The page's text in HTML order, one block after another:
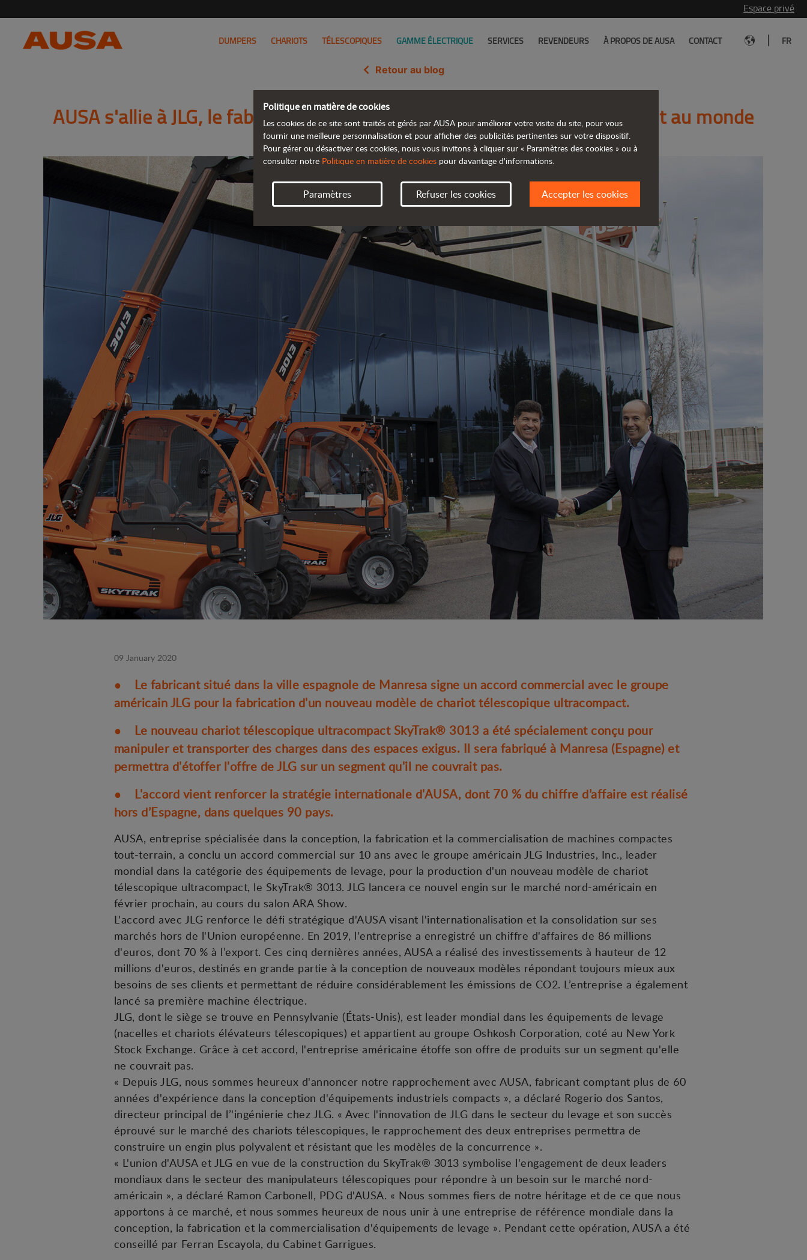
Espace privé
DUMPERS CHARIOTS TÉLESCOPIQUES GAMME ÉLECTRIQUE SERVICES REVENDEURS À PROPOS DE AUSA CONTACT FR
Retour au blog
AUSA s'allie à JLG, le fabricant de chariots télescopiques le plus important au monde
09 January 2020
● Le fabricant situé dans la ville espagnole de Manresa signe un accord commercial avec le groupe
américain JLG pour la fabrication d'un nouveau modèle de chariot télescopique ultracompact.
● Le nouveau chariot télescopique ultracompact SkyTrak® 3013 a été spécialement conçu pour
manipuler et transporter des charges dans des espaces exigus. Il sera fabriqué à Manresa (Espagne) et
permettra d'étoffer l'offre de JLG sur un segment qu'il ne couvrait pas.
● L'accord vient renforcer la stratégie internationale d'AUSA, dont 70 % du chiffre d’affaire est réalisé
hors d’Espagne, dans quelques 90 pays.
AUSA, entreprise spécialisée dans la conception, la fabrication et la commercialisation de machines compactes
tout-terrain, a conclu un accord commercial sur 10 ans avec le groupe américain JLG Industries, Inc., leader
mondial dans la catégorie des équipements de levage, pour la production d'un nouveau modèle de chariot
télescopique ultracompact, le SkyTrak® 3013. JLG lancera ce nouvel engin sur le marché nord-américain en
février prochain, au cours du salon ARA Show.
L'accord avec JLG renforce le défi stratégique d'AUSA visant l'internationalisation et la consolidation sur ses
marchés hors de l'Union européenne. En 2019, l'entreprise a enregistré un chiffre d'affaires de 86 millions
d'euros, dont 70 % à l’export. Ces cinq dernières années, AUSA a réalisé des investissements à hauteur de 12
millions d'euros, destinés en grande partie à la conception de nouveaux modèles répondant toujours mieux aux
besoins de ses clients et permettant de réduire considérablement les émissions de CO2. L’entreprise a également
lancé sa première machine électrique.
JLG, dont le siège se trouve en Pennsylvanie (États-Unis), est leader mondial dans les équipements de levage
(nacelles et chariots élévateurs télescopiques) et appartient au groupe Oshkosh Corporation, coté au New York
Stock Exchange. Grâce à cet accord, l'entreprise américaine étoffe son offre de produits sur un segment qu'elle
ne couvrait pas.
« Depuis JLG, nous sommes heureux d'annoncer notre rapprochement avec AUSA, fabricant comptant plus de 60
années d'expérience dans la conception d'équipements industriels compacts », a déclaré Rogerio dos Santos,
directeur principal de l’'ingénierie chez JLG. « Avec l'innovation de JLG dans le secteur du levage et son succès
éprouvé sur le marché des chariots télescopiques, le rapprochement des deux entreprises permettra de
construire un engin plus polyvalent et résistant que les modèles de la concurrence ».
« L'union d'AUSA et JLG en vue de la construction du SkyTrak® 3013 symbolise l'engagement de deux leaders
mondiaux dans le secteur des manipulateurs télescopiques pour répondre à un besoin sur le marché nord-
américain », a déclaré Ramon Carbonell, PDG d'AUSA. « Nous sommes fiers de notre héritage et de ce que nous
apportons à ce marché, et nous sommes heureux de nous unir à une entreprise de référence mondiale dans la
conception, la fabrication et la commercialisation d'équipements de levage ». Pendant cette opération, AUSA a été
conseillé par Ferran Escayola, du Cabinet Garrigues.
Politique en matière de cookies
Les cookies de ce site sont traités et gérés par AUSA pour améliorer votre visite du site, pour vous
fournir une meilleure personnalisation et pour afficher des publicités pertinentes sur votre dispositif.
Pour gérer ou désactiver ces cookies, nous vous invitons à cliquer sur « Paramètres des cookies » ou à
consulter notre Politique en matière de cookies pour davantage d'informations.
Paramètres Refuser les cookies Accepter les cookies